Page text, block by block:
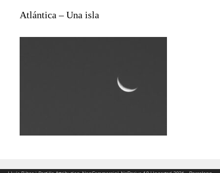
Atlántica – Una isla